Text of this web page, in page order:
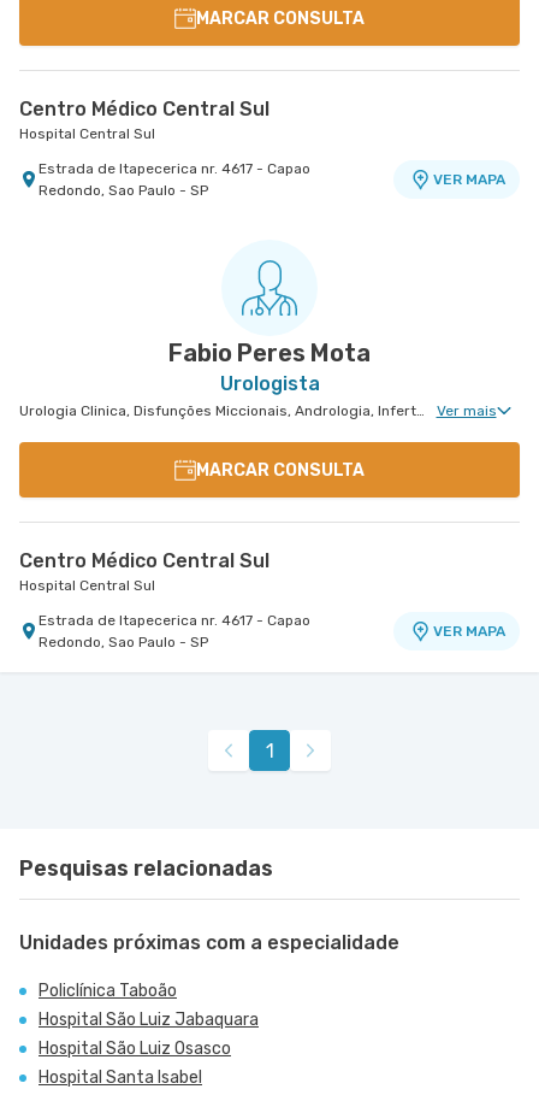
MARCAR CONSULTA
Centro Médico Central Sul
Hospital Central Sul
Estrada de Itapecerica nr. 4617 - Capao
Redondo, Sao Paulo - SP
VER MAPA
Fabio Peres Mota
Urologista
Urologia Clinica, Disfunções Miccionais, Andrologia, Infertilidade Masculina, Urologia Oncológica, Cirurgia Urológica Ver mais
MARCAR CONSULTA
Centro Médico Central Sul
Hospital Central Sul
Estrada de Itapecerica nr. 4617 - Capao
Redondo, Sao Paulo - SP
VER MAPA
1
Pesquisas relacionadas
Unidades próximas com a especialidade
Policlínica Taboão
Hospital São Luiz Jabaquara
Hospital São Luiz Osasco
Hospital Santa Isabel